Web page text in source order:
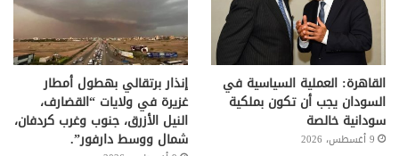
القاهرة: العملية السياسية في
السودان يجب أن تكون بملكية
سودانية خالصة
9 أغسطس، 2026
إنذار برتقالي بهطول أمطار
غزيرة في ولايات “القضارف،
النيل الأزرق، جنوب وغرب كردفان،
شمال ووسط دارفور”.